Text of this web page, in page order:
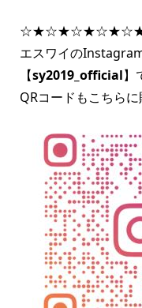
エスワイの
【sy2019_official】
QRコードもこちら